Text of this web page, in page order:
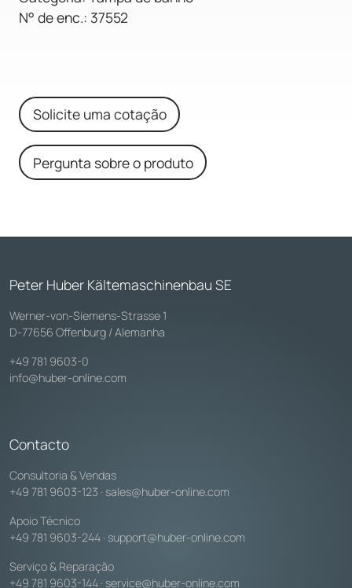
N° de enc.: 37552
Solicite uma cotação
Pergunta sobre o produto
Peter Huber Kältemaschinenbau SE
Werner-von-Siemens-Strasse 1
D-77656 Offenburg / Alemanha
+49 781 9603-0
info@huber-online.com
Contacto
Consultoria & Vendas
+49 781 9603-123 · sales@huber-online.com
Apoio Técnico
+49 781 9603-244 · support@huber-online.com
Serviço & Reparação
+49 781 9603-144 · service@huber-online.com